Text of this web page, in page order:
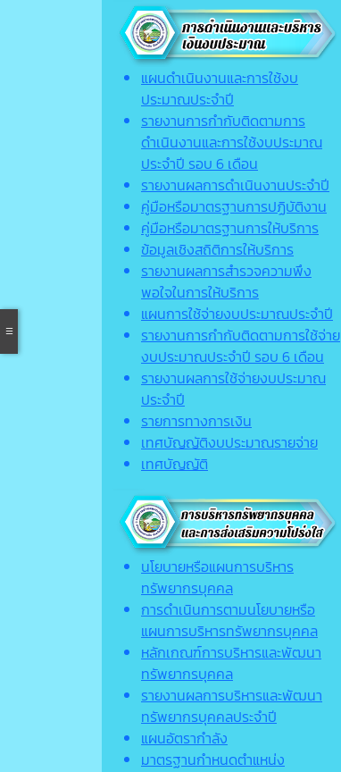
แผนดำเนินงานและการใช้งบ
ประมาณประจำปี
รายงานการกำกับติดตามการ
ดำเนินงานและการใช้งบประมาณ
ประจำปี รอบ 6 เดือน
รายงานผลการดำเนินงานประจำปี
คู่มือหรือมาตรฐานการปฏิบัติงาน
คู่มือหรือมาตรฐานการให้บริการ
ข้อมูลเชิงสถิติการให้บริการ
รายงานผลการสำรวจความพึง
พอใจในการให้บริการ
แผนการใช้จ่ายงบประมาณประจำปี
รายงานการกำกับติดตามการใช้จ่าย
งบประมาณประจำปี รอบ 6 เดือน
รายงานผลการใช้จ่ายงบประมาณ
ประจำปี
รายการทางการเงิน
เทศบัญญัติงบประมาณรายจ่าย
เทศบัญญัติ
นโยบายหรือแผนการบริหาร
ทรัพยากรบุคคล
การดำเนินการตามนโยบายหรือ
แผนการบริหารทรัพยากรบุคคล
หลักเกณฑ์การบริหารและพัฒนา
ทรัพยากรบุคคล
รายงานผลการบริหารและพัฒนา
ทรัพยากรบุคคลประจำปี
แผนอัตรากำลัง
มาตรฐานกำหนดตำแหน่ง